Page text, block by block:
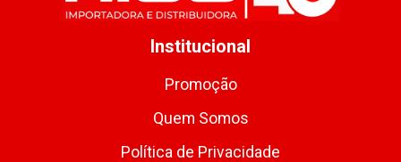
Institucional
Promoção
Quem Somos
Política de Privacidade